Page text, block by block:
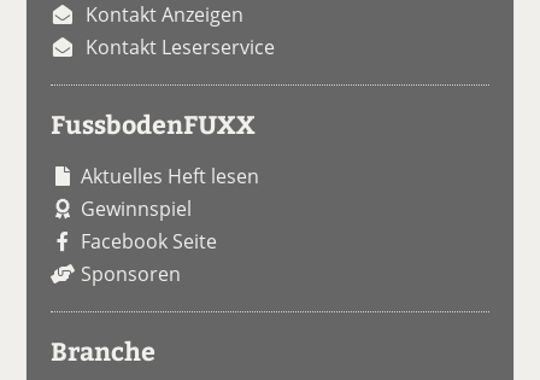
Kontakt Anzeigen
Kontakt Leserservice
FussbodenFUXX
Aktuelles Heft lesen
Gewinnspiel
Facebook Seite
Sponsoren
Branche